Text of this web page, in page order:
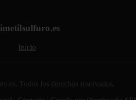
Inicio
Todos los derechos reservados.